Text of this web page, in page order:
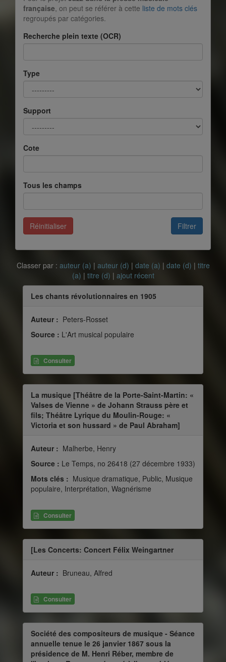
française, on peut se référer à cette liste de mots clés
regroupés par catégories.
Recherche plein texte (OCR)
Type
Support
Cote
Tous les champs
Filtrer
Réinitialiser
Classer par : auteur (a) | auteur (d) | date (a) | date (d) | titre
(a) | titre (d) | ajout récent
Les chants révolutionnaires en 1905
Auteur : Peters-Rosset
Source : L'Art musical populaire
Consulter
La musique [Théâtre de la Porte-Saint-Martin: «
Valses de Vienne » de Johann Strauss père et
fils; Théâtre Lyrique du Moulin-Rouge: «
Victoria et son hussard » de Paul Abraham]
Auteur : Malherbe, Henry
Source : Le Temps, no 26418 (27 décembre 1933)
Mots clés : Musique dramatique, Public, Musique
populaire, Interprétation, Wagnérisme
Consulter
[Les Concerts: Concert Félix Weingartner
Auteur : Bruneau, Alfred
Consulter
Société des compositeurs de musique - Séance
annuelle tenue le 26 janvier 1867 sous la
présidence de M. Henri Réber, membre de